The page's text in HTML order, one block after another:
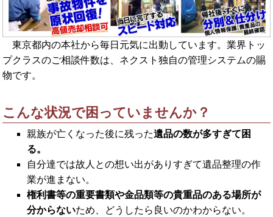
東京都内の本社から毎日元気に出動しています。業界トッ
プクラスのご相談件数は、ネクスト独自の管理システムの賜
物です。
こんな状況で困っていませんか？
親族が亡くなった後に残った遺品の数が多すぎて困
る。
自分達では故人との想い出がありすぎて遺品整理の作
業が進まない。
権利書等の重要書類や金品類等の貴重品のある場所が
分からないため、どうしたら良いのかわからない。